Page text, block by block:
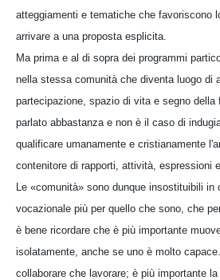
atteggiamenti e tematiche che favoriscono
arrivare a una proposta esplicita.
Ma prima e al di sopra dei programmi
nella stessa comunità che diventa luogo di
partecipazione, spazio di vita e segno
parlato abbastanza e non è il caso di
qualificare umanamente e cristianamente
contenitore di rapporti, attività, espressioni e
Le «comunità» sono dunque insostituibili in
vocazionale più per quello che sono, che
è bene ricordare che è più importante
isolatamente, anche se uno è molto
collaborare che lavorare; è più importante